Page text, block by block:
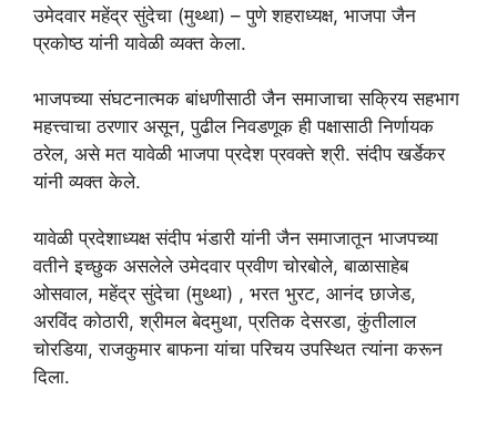
उमेदवार महेंद्र सुंदेचा (मुथ्था) – पुणे शहराध्यक्ष, भाजपा जैन
प्रकोष्ठ यांनी यावेळी व्यक्त केला.
भाजपच्या संघटनात्मक बांधणीसाठी जैन समाजाचा सक्रिय सहभाग
महत्त्वाचा ठरणार असून, पुढील निवडणूक ही पक्षासाठी निर्णायक
ठरेल, असे मत यावेळी भाजपा प्रदेश प्रवक्ते श्री. संदीप खर्डेकर
यांनी व्यक्त केले.
यावेळी प्रदेशाध्यक्ष संदीप भंडारी यांनी जैन समाजातून भाजपच्या
वतीने इच्छुक असलेले उमेदवार प्रवीण चोरबोले, बाळासाहेब
ओसवाल, महेंद्र सुंदेचा (मुथ्था) , भरत भुरट, आनंद छाजेड,
अरविंद कोठारी, श्रीमल बेदमुथा, प्रतिक देसरडा, कुंतीलाल
चोरडिया, राजकुमार बाफना यांचा परिचय उपस्थित त्यांना करून
दिला.